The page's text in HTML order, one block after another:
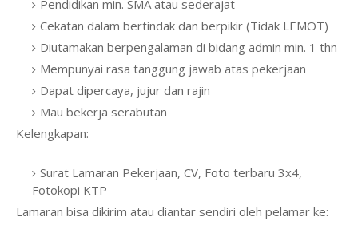
Pendidikan min. SMA atau sederajat
Cekatan dalam bertindak dan berpikir (Tidak LEMOT)
Diutamakan berpengalaman di bidang admin min. 1 thn
Mempunyai rasa tanggung jawab atas pekerjaan
Dapat dipercaya, jujur dan rajin
Mau bekerja serabutan
Kelengkapan:
Surat Lamaran Pekerjaan, CV, Foto terbaru 3x4,
Fotokopi KTP
Lamaran bisa dikirim atau diantar sendiri oleh pelamar ke: